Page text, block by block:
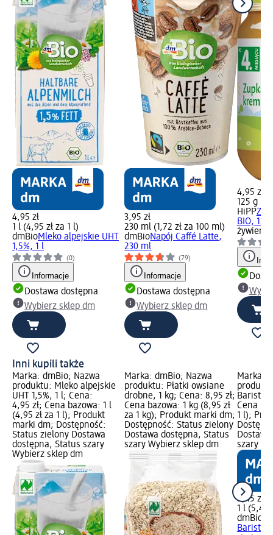
4,95 zł
1 l (4,95 zł za 1 l)
dmBioMleko alpejskie UHT
1,5%, 1 l
(0)
Informacje
Dostawa dostępna
Wybierz sklep dm
3,95 zł
230 ml (1,72 zł za 100 ml)
dmBioNapój Caffé Latte,
230 ml
(79)
Informacje
Dostawa dostępna
Wybierz sklep dm
4,95 zł
125 g
HiPP
BIO, 125
Inni kupili także
Marka: dmBio; Nazwa
produktu: Mleko alpejskie
UHT 1,5%, 1 l; Cena:
4,95 zł; Cena bazowa: 1 l
(4,95 zł za 1 l); Produkt
marki dm; Dostępność:
Status zielony Dostawa
dostępna, Status szary
Wybierz sklep dm
Marka: dmBio; Nazwa
produktu: Płatki owsiane
drobne, 1 kg; Cena: 8,95 zł;
Cena bazowa: 1 kg (8,95 zł
za 1 kg); Produkt marki dm;
Dostępność: Status zielony
Dostawa dostępna, Status
szary Wybierz sklep dm
Marka:
Barista,
Cena
1 l);
szary
5,45 zł
1 l (5,45
dmBio
Barista,